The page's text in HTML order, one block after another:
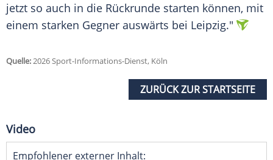
jetzt so auch in die Rückrunde starten können, mit
einem starken Gegner auswärts bei Leipzig."
Quelle:2026 Sport-Informations-Dienst, Köln
ZURÜCK ZUR STARTSEITE
Video
Empfohlener externer Inhalt: